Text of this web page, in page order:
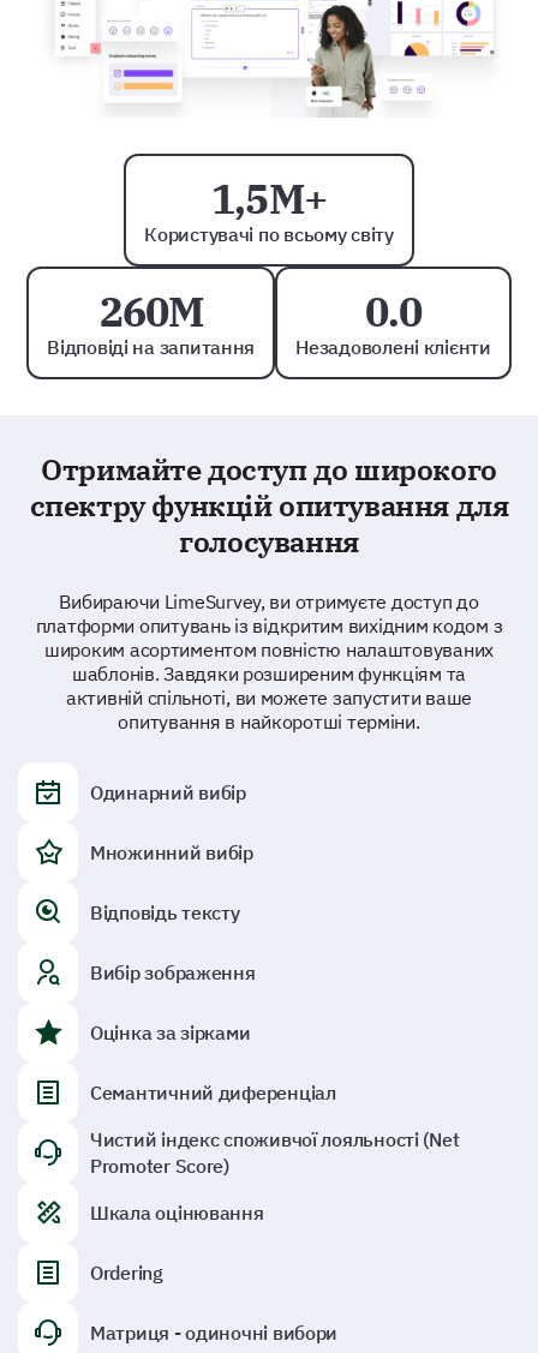
1,5M+
Користувачі по всьому світу
260M
Відповіді на запитання
0.0
Незадоволені клієнти
Отримайте доступ до широкого
спектру функцій опитування для
голосування
Вибираючи LimeSurvey, ви отримуєте доступ до
платформи опитувань із відкритим вихідним кодом з
широким асортиментом повністю налаштовуваних
шаблонів. Завдяки розширеним функціям та
активній спільноті, ви можете запустити ваше
опитування в найкоротші терміни.
Одинарний вибір
Множинний вибір
Відповідь тексту
Вибір зображення
Оцінка за зірками
Семантичний диференціал
Чистий індекс споживчої лояльності (Net
Promoter Score)
Шкала оцінювання
Ordering
Матриця - одиночні вибори